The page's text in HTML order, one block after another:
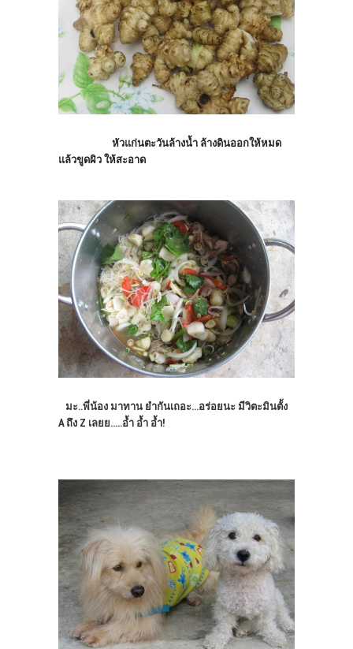
หัวแก่นตะวันล้างน้ำ ล้างดินออกให้หมด
แล้วขูดผิว ให้สะอาด
มะ..พี่น้อง มาทาน ยำกันเถอะ...อร่อยนะ มีวิตะมินตั้ง
A ถึง Z เลยย.....อ้ำ อ้ำ อ้ำ!